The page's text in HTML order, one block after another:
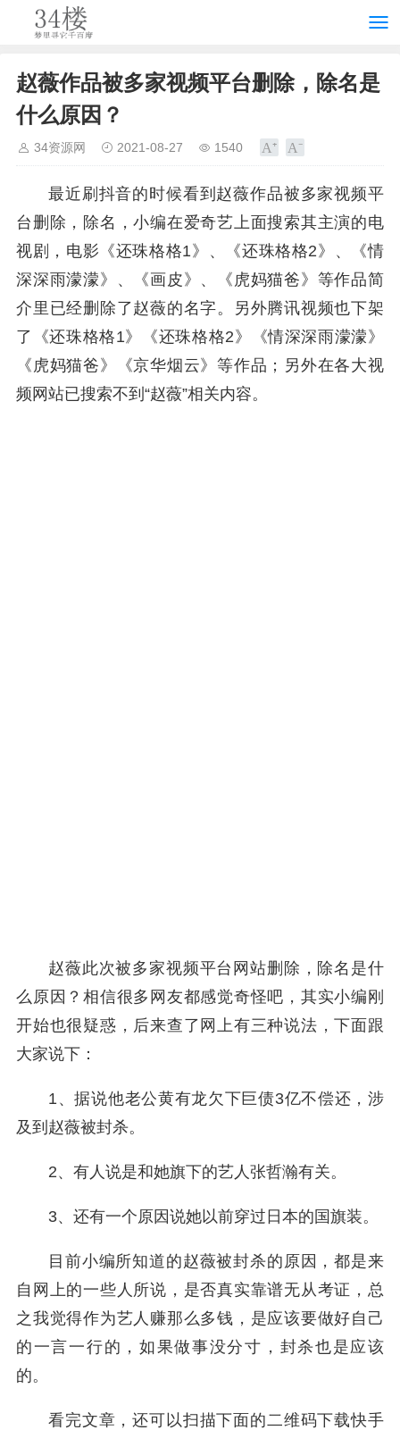
赵薇作品被多家视频平台删除，除名是
什么原因？
34资源网 2021-08-27 1540
最近刷抖音的时候看到赵薇作品被多家视频平
台删除，除名，小编在爱奇艺上面搜索其主演的电
视剧，电影《还珠格格1》、《还珠格格2》、《情
深深雨濛濛》、《画皮》、《虎妈猫爸》等作品简
介里已经删除了赵薇的名字。另外腾讯视频也下架
了《还珠格格1》《还珠格格2》《情深深雨濛濛》
《虎妈猫爸》《京华烟云》等作品；另外在各大视
频网站已搜索不到“赵薇”相关内容。
赵薇此次被多家视频平台网站删除，除名是什
么原因？相信很多网友都感觉奇怪吧，其实小编刚
开始也很疑惑，后来查了网上有三种说法，下面跟
大家说下：
1、据说他老公黄有龙欠下巨债3亿不偿还，涉
及到赵薇被封杀。
2、有人说是和她旗下的艺人张哲瀚有关。
3、还有一个原因说她以前穿过日本的国旗装。
目前小编所知道的赵薇被封杀的原因，都是来
自网上的一些人所说，是否真实靠谱无从考证，总
之我觉得作为艺人赚那么多钱，是应该要做好自己
的一言一行的，如果做事没分寸，封杀也是应该
的。
看完文章，还可以扫描下面的二维码下载快手